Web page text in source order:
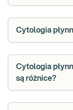
Cytologia
Cytologia
są różnice?